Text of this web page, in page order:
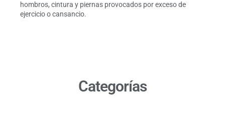
hombros, cintura y piernas provocados por exceso de
ejercicio o cansancio.
Categorías